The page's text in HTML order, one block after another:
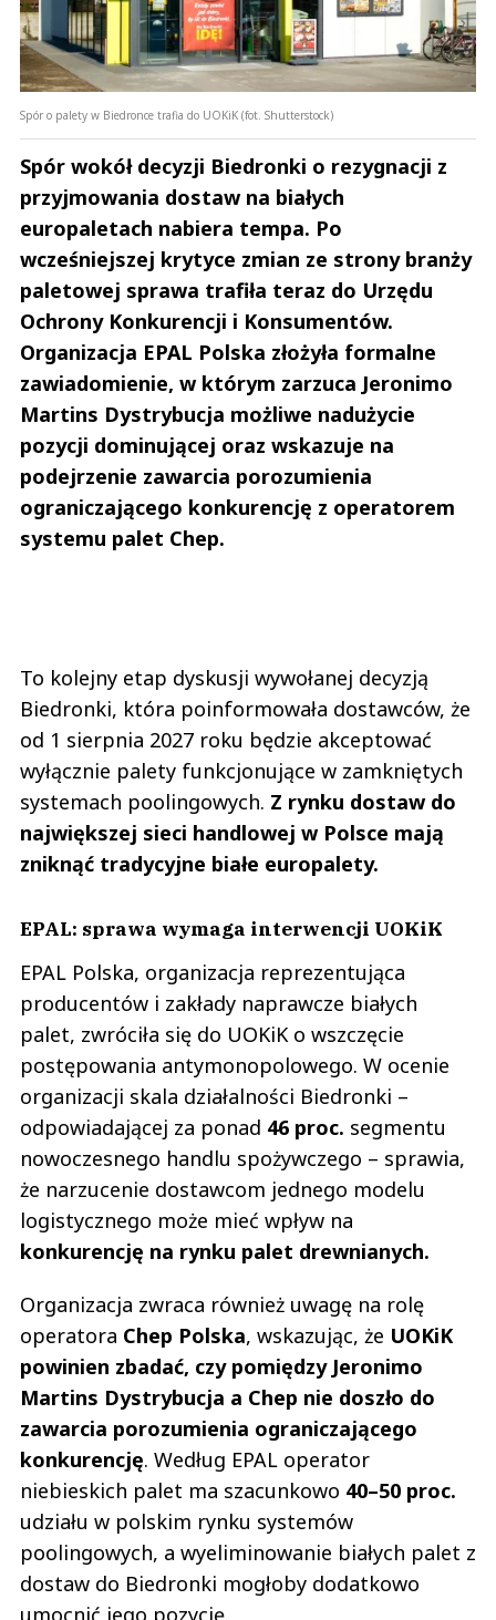
Spór o palety w Biedronce trafia do UOKiK (fot. Shutterstock)
Spór wokół decyzji Biedronki o rezygnacji z
przyjmowania dostaw na białych
europaletach nabiera tempa. Po
wcześniejszej krytyce zmian ze strony branży
paletowej sprawa trafiła teraz do Urzędu
Ochrony Konkurencji i Konsumentów.
Organizacja EPAL Polska złożyła formalne
zawiadomienie, w którym zarzuca Jeronimo
Martins Dystrybucja możliwe nadużycie
pozycji dominującej oraz wskazuje na
podejrzenie zawarcia porozumienia
ograniczającego konkurencję z operatorem
systemu palet Chep.
To kolejny etap dyskusji wywołanej decyzją
Biedronki, która poinformowała dostawców, że
od 1 sierpnia 2027 roku będzie akceptować
wyłącznie palety funkcjonujące w zamkniętych
systemach poolingowych. Z rynku dostaw do
największej sieci handlowej w Polsce mają
zniknąć tradycyjne białe europalety.
EPAL: sprawa wymaga interwencji UOKiK
EPAL Polska, organizacja reprezentująca
producentów i zakłady naprawcze białych
palet, zwróciła się do UOKiK o wszczęcie
postępowania antymonopolowego. W ocenie
organizacji skala działalności Biedronki –
odpowiadającej za ponad 46 proc. segmentu
nowoczesnego handlu spożywczego – sprawia,
że narzucenie dostawcom jednego modelu
logistycznego może mieć wpływ na
konkurencję na rynku palet drewnianych.
Organizacja zwraca również uwagę na rolę
operatora Chep Polska, wskazując, że UOKiK
powinien zbadać, czy pomiędzy Jeronimo
Martins Dystrybucja a Chep nie doszło do
zawarcia porozumienia ograniczającego
konkurencję. Według EPAL operator
niebieskich palet ma szacunkowo 40–50 proc.
udziału w polskim rynku systemów
poolingowych, a wyeliminowanie białych palet z
dostaw do Biedronki mogłoby dodatkowo
umocnić jego pozycję.